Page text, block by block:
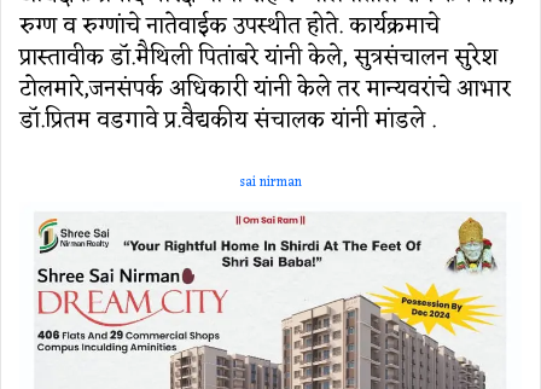
रुग्‍ण व रुग्‍णांचे नातेवाईक उपस्‍थीत होते. कार्यक्रमाचे
प्रास्‍तावीक डॉ.मैथिली पितांबरे यांनी केले, सुत्रसंचालन सुरेश
टोलमारे,जनसंपर्क अधिकारी यांनी केले तर मान्‍यवरांचे आभार
डॉ.प्रितम वडगावे प्र.वैद्यकीय संचालक यांनी मांडले .
sai nirman